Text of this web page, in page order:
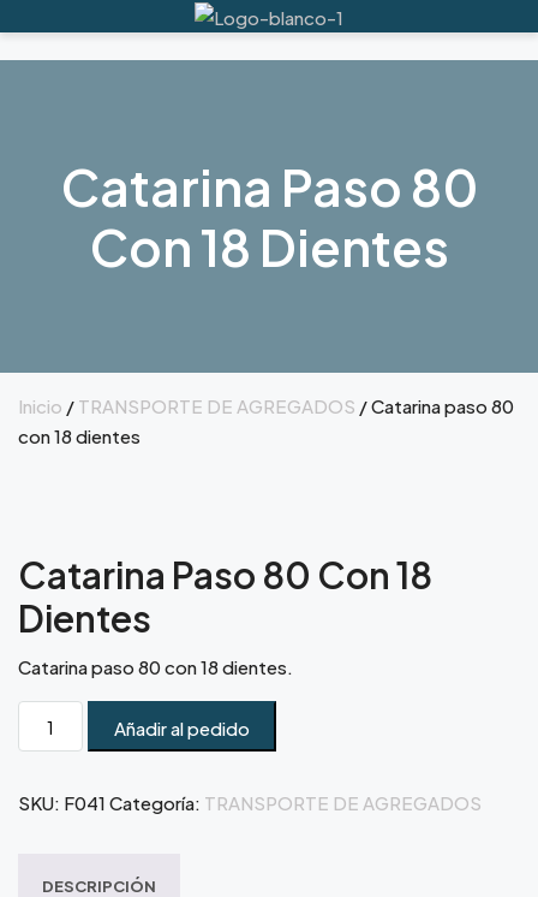
Catarina Paso 80
Con 18 Dientes
Inicio / TRANSPORTE DE AGREGADOS / Catarina paso 80
con 18 dientes
Catarina Paso 80 Con 18
Dientes
Catarina paso 80 con 18 dientes.
Añadir al pedido
SKU: F041 Categoría: TRANSPORTE DE AGREGADOS
DESCRIPCIÓN